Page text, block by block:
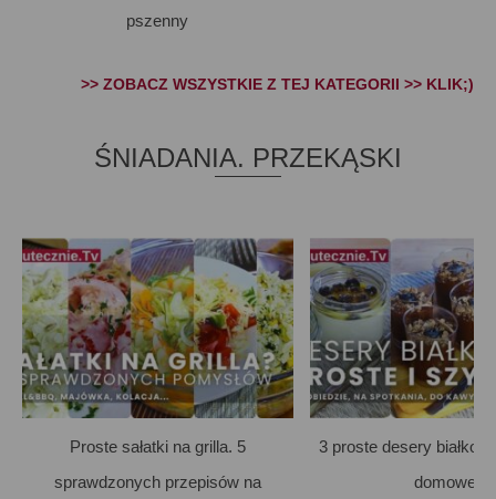
pszenny
>> ZOBACZ WSZYSTKIE Z TEJ KATEGORII >> KLIK;)
ŚNIADANIA. PRZEKĄSKI
Proste sałatki na grilla. 5
sprawdzonych przepisów na
3 proste desery
domowe